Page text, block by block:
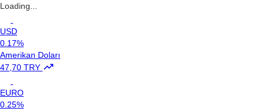
Loading...
USD
0.17%
Amerikan Doları
47,70 TRY
EURO
0.25%